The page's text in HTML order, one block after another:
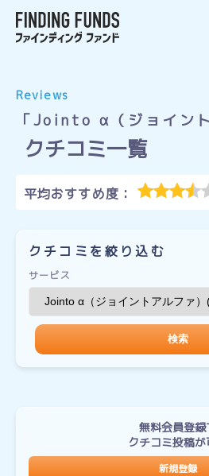
Reviews
「Jointo α（ジョイン
クチコミ一覧
平均おすすめ度：
クチコミを絞り込む
サービス
検索
無料会員登録
クチコミ投稿が
新規登録